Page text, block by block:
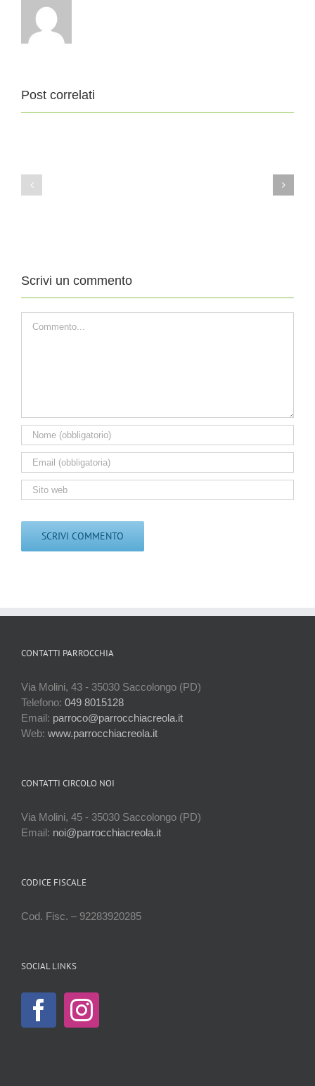
Post correlati
Scrivi un commento
CONTATTI PARROCCHIA
Via Molini, 43 - 35030 Saccolongo (PD)
Telefono: 049 8015128
Email: parroco@parrocchiacreola.it
Web: www.parrocchiacreola.it
CONTATTI CIRCOLO NOI
Via Molini, 45 - 35030 Saccolongo (PD)
Email: noi@parrocchiacreola.it
CODICE FISCALE
Cod. Fisc. – 92283920285
SOCIAL LINKS